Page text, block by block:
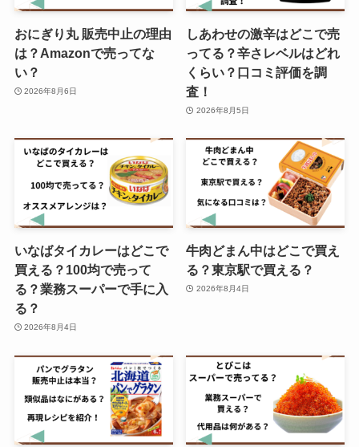
雪グミ売ってる場所はどこ？セブ
ンイレブンやAmazonでの販売
は？販売終了の噂を調査！
おにぎり丸 販売中止の理由
は？Amazonで売ってな
い？
2026年8月6日
しあわせの激辛はどこで売
ってる？辛さレベルはどれ
くらい？口コミ評価を調
査！
2026年8月5日
いなばタイカレーはどこで
買える？100均で売って
る？業務スーパーで手に入
る？
2026年8月4日
牛肉どまん中はどこで買え
る？東京駅で買える？
2026年8月4日